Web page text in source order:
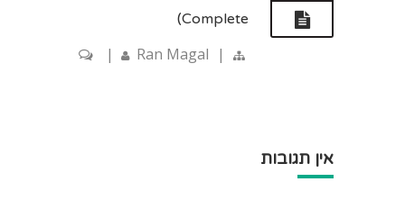
Complete)
Ran Magal |
|
אין תגובות